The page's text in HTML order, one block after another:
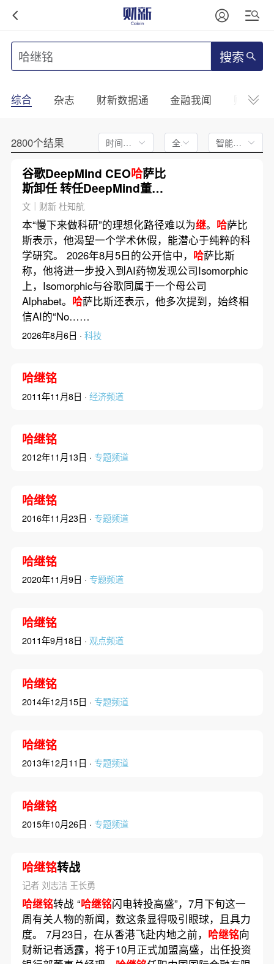
搜索
综合 杂志 财新数据通 金融我闻 财新
2800个结果 时间不限 全文 智能排序
谷歌DeepMind CEO哈萨比
斯卸任 转任DeepMind董事
长及谷歌首席科学家
文｜财新 杜知航
本“慢下来做科研”的理想化路径难以为继。 哈萨比
斯表示，他渴望一个学术休假，能潜心于纯粹的科
学研究。 2026年8月5日的公开信中， 哈萨比斯
称，他将进一步投入到AI药物发现公司Isomorphic
上，Isomorphic与谷歌同属于一个母公司
Alphabet。 哈萨比斯还表示，他多次提到，始终相
信AI的“No……
2026年8月6日 · 科技
哈继铭
2011年11月8日 · 经济频道
哈继铭
2012年11月13日 · 专题频道
哈继铭
2016年11月23日 · 专题频道
哈继铭
2020年11月9日 · 专题频道
哈继铭
2011年9月18日 · 观点频道
哈继铭
2014年12月15日 · 专题频道
哈继铭
2013年12月11日 · 专题频道
哈继铭
2015年10月26日 · 专题频道
哈继铭转战
记者 刘志洁 王长勇
哈继铭转战 “哈继铭闪电转投高盛”，7月下旬这一
周有关人物的新闻，数这条显得吸引眼球，且具力
度。 7月23日，在从香港飞赴内地之前， 哈继铭向
财新记者透露，将于10月正式加盟高盛，出任投资